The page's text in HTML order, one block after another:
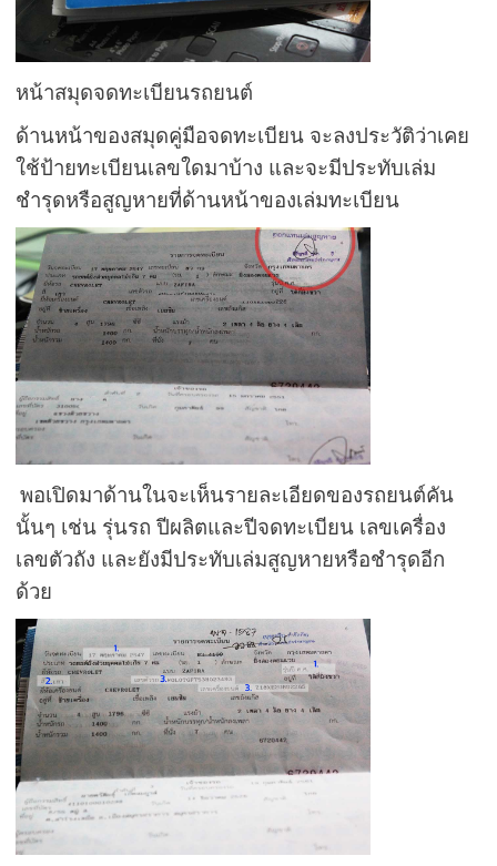
หน้าสมุดจดทะเบียนรถยนต์
ด้านหน้าของสมุดคู่มือจดทะเบียน จะลงประวัติว่าเคย
ใช้ป้ายทะเบียนเลขใดมาบ้าง และจะมีประทับเล่ม
ชำรุดหรือสูญหายที่ด้านหน้าของเล่มทะเบียน
พอเปิดมาด้านในจะเห็นรายละเอียดของรถยนต์คัน
นั้นๆ เช่น รุ่นรถ ปีผลิตและปีจดทะเบียน เลขเครื่อง
เลขตัวถัง และยังมีประทับเล่มสูญหายหรือชำรุดอีก
ด้วย